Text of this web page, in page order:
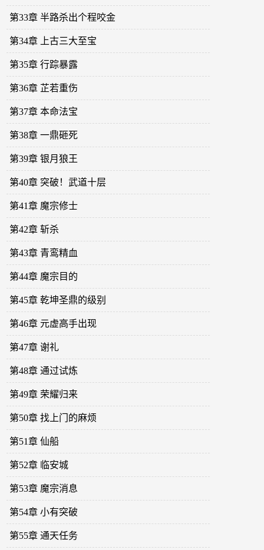
第33章 半路杀出个程咬金
第34章 上古三大至宝
第35章 行踪暴露
第36章 芷若重伤
第37章 本命法宝
第38章 一鼎砸死
第39章 银月狼王
第40章 突破！武道十层
第41章 魔宗修士
第42章 斩杀
第43章 青鸾精血
第44章 魔宗目的
第45章 乾坤圣鼎的级别
第46章 元虚高手出现
第47章 谢礼
第48章 通过试炼
第49章 荣耀归来
第50章 找上门的麻烦
第51章 仙船
第52章 临安城
第53章 魔宗消息
第54章 小有突破
第55章 通天任务